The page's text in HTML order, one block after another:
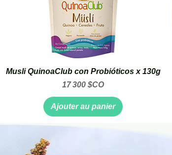
Musli QuinoaClub con Probióticos x 130g
Prix
17 300 $CO
Ajouter au panier